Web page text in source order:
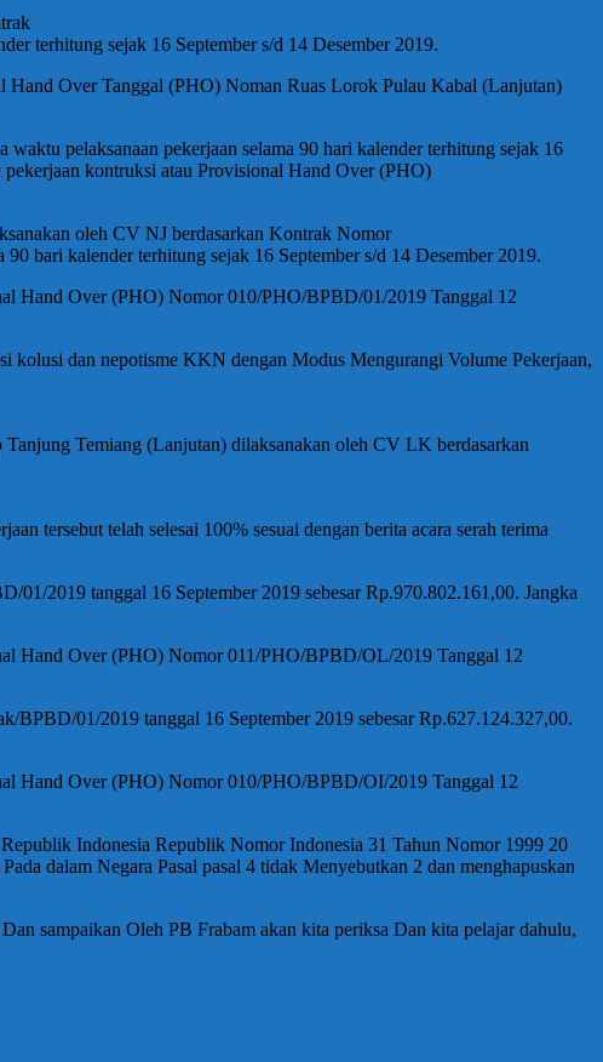
terhitung sejak 16 September s/d 14 Desember 2019.
Hand Over Tanggal (PHO) Noman Ruas Lorok Pulau Kabal (Lanjutan)
pelaksanaan pekerjaan selama 90 hari kalender terhitung sejak 16
pekerjaan kontruksi atau Provisional Hand Over (PHO)
oleh CV NJ berdasarkan Kontrak Nomor
bari kalender terhitung sejak 16 September s/d 14 Desember 2019.
Hand Over (PHO) Nomor 010/PHO/BPBD/01/2019 Tanggal 12
kolusi dan nepotisme KKN dengan Modus Mengurangi Volume Pekerjaan,
Temiang (Lanjutan) dilaksanakan oleh CV LK berdasarkan
tersebut telah selesai 100% sesuai dengan berita acara serah terima
2019 tanggal 16 September 2019 sebesar Rp.970.802.161,00. Jangka
Hand Over (PHO) Nomor 011/PHO/BPBD/OL/2019 Tanggal 12
01/2019 tanggal 16 September 2019 sebesar Rp.627.124.327,00.
Hand Over (PHO) Nomor 010/PHO/BPBD/OI/2019 Tanggal 12
Indonesia Republik Nomor Indonesia 31 Tahun Nomor 1999 20
dalam Negara Pasal pasal 4 tidak Menyebutkan 2 dan menghapuskan
sampaikan Oleh PB Frabam akan kita periksa Dan kita pelajar dahulu,